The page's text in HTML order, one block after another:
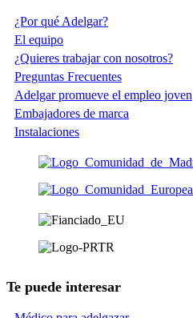
¿Por qué Adelgar?
El equipo
¿Quieres trabajar con nosotros?
Preguntas Frecuentes
Adelgar promueve el empleo joven
Embajadores de marca
Instalaciones
Te puede interesar